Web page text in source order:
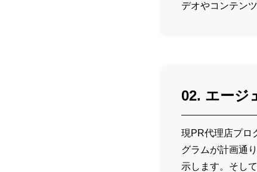
デオやコンテン
02. エージ
現PR代理店プロ
グラムが計画通
示します。そし